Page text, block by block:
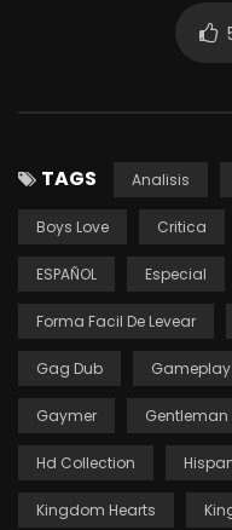
TAGS Analisis
Boys Love Critica
ESPAÑOL Especial
Forma Facil De Levear
Gag Dub Gameplay
Gaymer Gentleman
Hd Collection
Kingdom Hearts